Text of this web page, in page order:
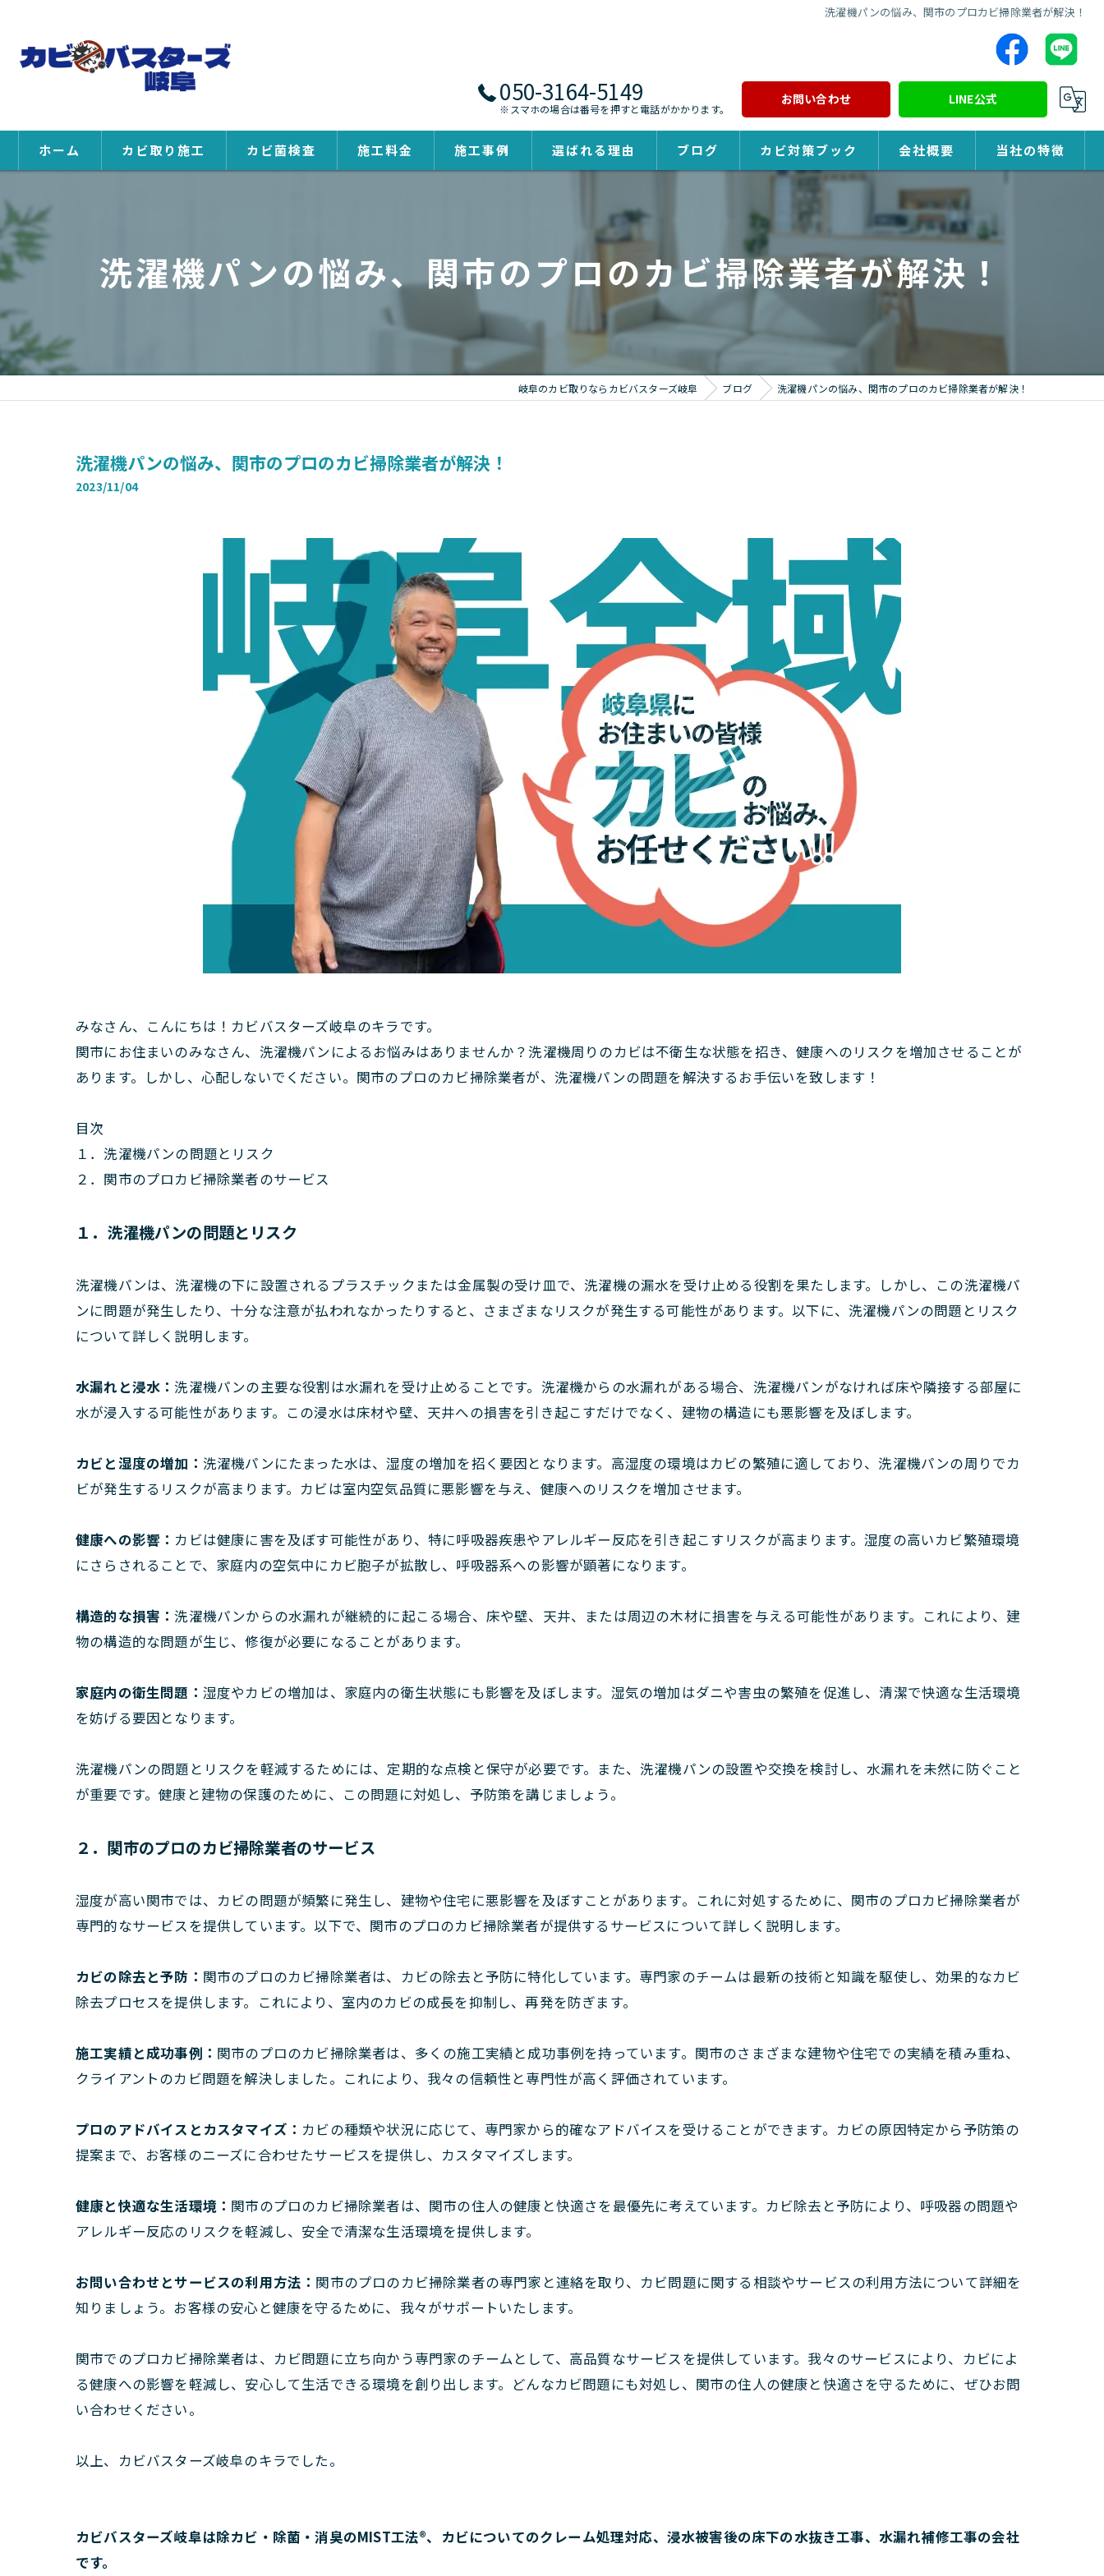
洗濯機パンの悩み、関市のプロカビ掃除業者が解決！
050-3164-5149
※スマホの場合は番号を押すと電話がかかります。
お問い合わせ LINE公式
ホーム カビ取り施工 カビ菌検査 施工料金 施工事例 選ばれる理由 ブログ カビ対策ブック 会社概要 当社の特徴
除カビ
洗濯機パンの悩み、関市のプロのカビ掃除業者が解決！
岐阜のカビ取りならカビバスターズ岐阜 ブログ 洗濯機パンの悩み、関市のプロのカビ掃除業者が解決！
洗濯機パンの悩み、関市のプロのカビ掃除業者が解決！
2023/11/04
みなさん、こんにちは！カビバスターズ岐阜のキラです。
関市にお住まいのみなさん、洗濯機パンによるお悩みはありませんか？洗濯機周りのカビは不衛生な状態を招き、健康へのリスクを増加させることが
あります。しかし、心配しないでください。関市のプロのカビ掃除業者が、洗濯機パンの問題を解決するお手伝いを致します！
目次
１．洗濯機パンの問題とリスク
２．関市のプロカビ掃除業者のサービス
１．洗濯機パンの問題とリスク
洗濯機パンは、洗濯機の下に設置されるプラスチックまたは金属製の受け皿で、洗濯機の漏水を受け止める役割を果たします。しかし、この洗濯機パ
ンに問題が発生したり、十分な注意が払われなかったりすると、さまざまなリスクが発生する可能性があります。以下に、洗濯機パンの問題とリスク
について詳しく説明します。
水漏れと浸水：洗濯機パンの主要な役割は水漏れを受け止めることです。洗濯機からの水漏れがある場合、洗濯機パンがなければ床や隣接する部屋に
水が浸入する可能性があります。この浸水は床材や壁、天井への損害を引き起こすだけでなく、建物の構造にも悪影響を及ぼします。
カビと湿度の増加： 洗濯機パンにたまった水は、湿度の増加を招く要因となります。高湿度の環境はカビの繁殖に適しており、洗濯機パンの周りでカ
ビが発生するリスクが高まります。カビは室内空気品質に悪影響を与え、健康へのリスクを増加させます。
健康への影響： カビは健康に害を及ぼす可能性があり、特に呼吸器疾患やアレルギー反応を引き起こすリスクが高まります。湿度の高いカビ繁殖環境
にさらされることで、家庭内の空気中にカビ胞子が拡散し、呼吸器系への影響が顕著になります。
構造的な損害：洗濯機パンからの水漏れが継続的に起こる場合、床や壁、天井、または周辺の木材に損害を与える可能性があります。これにより、建
物の構造的な問題が生じ、修復が必要になることがあります。
家庭内の衛生問題： 湿度やカビの増加は、家庭内の衛生状態にも影響を及ぼします。湿気の増加はダニや害虫の繁殖を促進し、清潔で快適な生活環境
を妨げる要因となります。
洗濯機パンの問題とリスクを軽減するためには、定期的な点検と保守が必要です。また、洗濯機パンの設置や交換を検討し、水漏れを未然に防ぐこと
が重要です。健康と建物の保護のために、この問題に対処し、予防策を講じましょう。
２．関市のプロのカビ掃除業者のサービス
湿度が高い関市では、カビの問題が頻繁に発生し、建物や住宅に悪影響を及ぼすことがあります。これに対処するために、関市のプロカビ掃除業者が
専門的なサービスを提供しています。以下で、関市のプロのカビ掃除業者が提供するサービスについて詳しく説明します。
カビの除去と予防： 関市のプロのカビ掃除業者は、カビの除去と予防に特化しています。専門家のチームは最新の技術と知識を駆使し、効果的なカビ
除去プロセスを提供します。これにより、室内のカビの成長を抑制し、再発を防ぎます。
施工実績と成功事例： 関市のプロのカビ掃除業者は、多くの施工実績と成功事例を持っています。関市のさまざまな建物や住宅での実績を積み重ね、
クライアントのカビ問題を解決しました。これにより、我々の信頼性と専門性が高く評価されています。
プロのアドバイスとカスタマイズ： カビの種類や状況に応じて、専門家から的確なアドバイスを受けることができます。カビの原因特定から予防策の
提案まで、お客様のニーズに合わせたサービスを提供し、カスタマイズします。
健康と快適な生活環境： 関市のプロのカビ掃除業者は、関市の住人の健康と快適さを最優先に考えています。カビ除去と予防により、呼吸器の問題や
アレルギー反応のリスクを軽減し、安全で清潔な生活環境を提供します。
お問い合わせとサービスの利用方法： 関市のプロのカビ掃除業者の専門家と連絡を取り、カビ問題に関する相談やサービスの利用方法について詳細を
知りましょう。お客様の安心と健康を守るために、我々がサポートいたします。
関市でのプロカビ掃除業者は、カビ問題に立ち向かう専門家のチームとして、高品質なサービスを提供しています。我々のサービスにより、カビによ
る健康への影響を軽減し、安心して生活できる環境を創り出します。どんなカビ問題にも対処し、関市の住人の健康と快適さを守るために、ぜひお問
い合わせください。
以上、カビバスターズ岐阜のキラでした。
カビバスターズ岐阜は除カビ・除菌・消臭のMIST工法®、カビについてのクレーム処理対応、浸水被害後の床下の水抜き工事、水漏れ補修工事の会社
です。